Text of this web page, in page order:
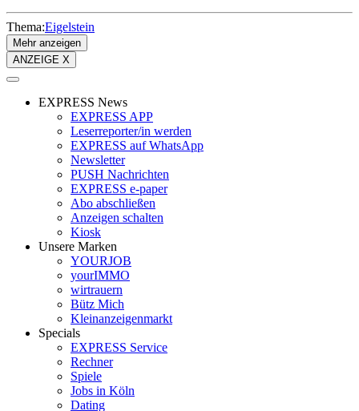
Thema:Eigelstein
Mehr anzeigen
ANZEIGE X
EXPRESS News
EXPRESS APP
Leserreporter/in werden
EXPRESS auf WhatsApp
Newsletter
PUSH Nachrichten
EXPRESS e-paper
Abo abschließen
Anzeigen schalten
Kiosk
Unsere Marken
YOURJOB
yourIMMO
wirtrauern
Bütz Mich
Kleinanzeigenmarkt
Specials
EXPRESS Service
Rechner
Spiele
Jobs in Köln
Dating